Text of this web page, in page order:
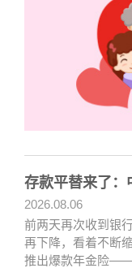
存款平替来了：
2026.08.06
前两天再次收到银
再下降，看着不断
推出爆款年金险——